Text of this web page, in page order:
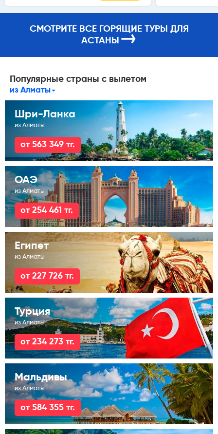
СМОТРИТЕ ВСЕ ГОРЯЩИЕ ТУРЫ ДЛЯ
АСТАНЫ →
Популярные страны с вылетом
из Алматы
Шри-Ланка
из Алматы
от 563 349 тг.
ОАЭ
из Алматы
от 254 461 тг.
Египет
из Алматы
от 227 726 тг.
Турция
из Алматы
от 234 273 тг.
Мальдивы
из Алматы
от 584 355 тг.